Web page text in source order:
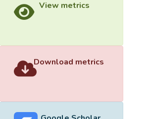
View metrics
Download metrics